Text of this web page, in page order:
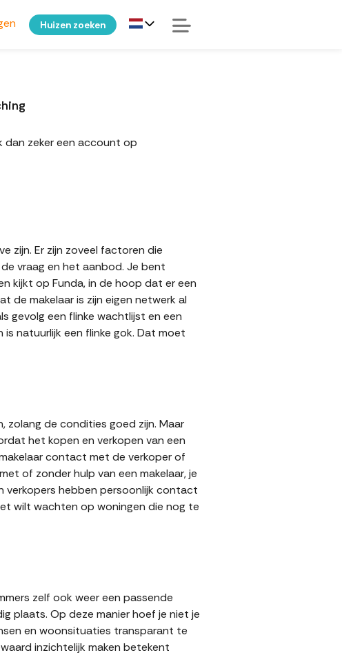
Huizen zoeken
dan zeker een account op
zijn. Er zijn zoveel factoren die
vraag en het aanbod. Je bent
kijkt op Funda, in de hoop dat er een
de makelaar is zijn eigen netwerk al
gevolg een flinke wachtlijst en een
natuurlijk een flinke gok. Dat moet
zolang de condities goed zijn. Maar
het kopen en verkopen van een
contact met de verkoper of
of zonder hulp van een makelaar, je
verkopers hebben persoonlijk contact
wilt wachten op woningen die nog te
zelf ook weer een passende
plaats. Op deze manier hoef je niet je
en woonsituaties transparant te
inzichtelijk maken betekent